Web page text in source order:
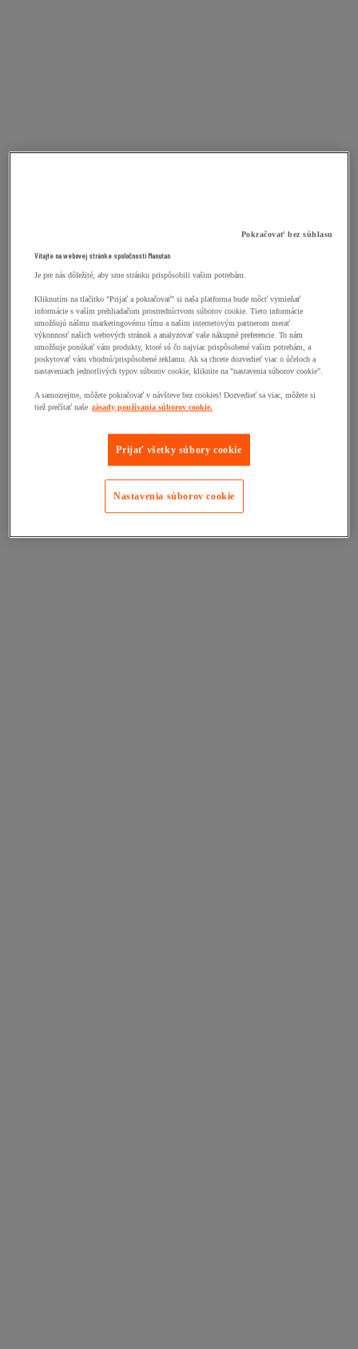
Pokračovať bez súhlasu
Vitajte na webovej stránke spoločnosti Manutan
Je pre nás dôležité, aby sme stránku prispôsobili vašim potrebám.
Kliknutím na tlačitko "Prijať a pokračovať" si naša platforma bude môcť vymieňať
informácie s vaším prehliadačom prostredníctvom súborov cookie. Tieto informácie
umožňujú nášmu marketingovému tímu a našim internetovým partnerom merať
výkonnosť našich webových stránok a analyzovať vaše nákupné preferencie. To nám
umožňuje ponúkať vám produkty, ktoré sú čo najviac prispôsobené vašim potrebám, a
poskytovať vám vhodnú/prispôsobené reklamu. Ak sa chcete dozvedieť viac o účeloch a
nastaveniach jednotlivých typov súborov cookie, kliknite na "nastavenia súborov cookie".
A samozrejme, môžete pokračovať v návšteve bez cookies! Dozvedieť sa viac, môžete si
tiež prečítať naše zásady používania súborov cookie.
Prijať všetky súbory cookie
Nastavenia súborov cookie